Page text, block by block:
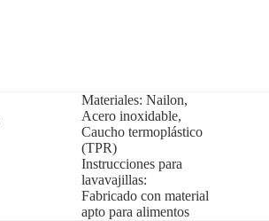
Materiales: Nailon,
Acero inoxidable,
Caucho termoplástico
(TPR)
Instrucciones para
lavavajillas:
Fabricado con material
apto para alimentos